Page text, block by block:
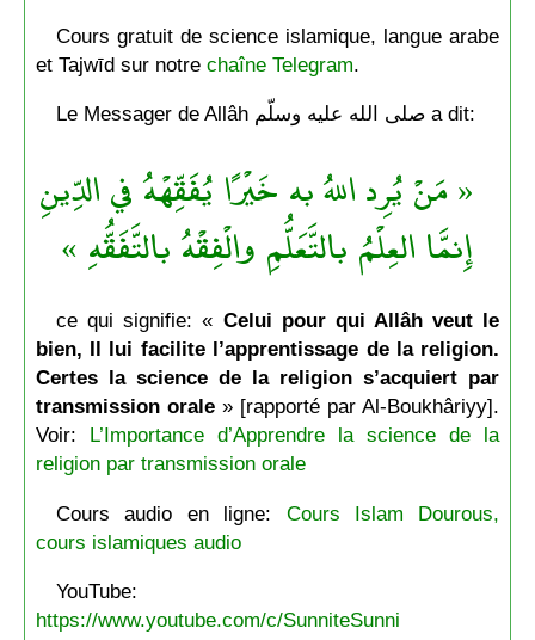
Cours gratuit de science islamique, langue arabe
et Tajwīd sur notre chaîne Telegram.
Le Messager de Allâh صلى الله عليه وسلّم a dit:
« مَنْ يُرِد اللهُ به خَيْرًا يُفَقِّهْهُ في الدِّينِ
إِنمَّا العِلْمُ بالتَّعَلُّمِ والْفِقْهُ بالتَّفَقُّهِ »
ce qui signifie: « Celui pour qui Allâh veut le
bien, Il lui facilite l’apprentissage de la religion.
Certes la science de la religion s’acquiert par
transmission orale» [rapporté par Al-Boukhâriyy].
Voir: L’Importance d’Apprendre la science de la
religion par transmission orale
Cours audio en ligne: Cours Islam Dourous,
cours islamiques audio
YouTube:
https://www.youtube.com/c/SunniteSunni